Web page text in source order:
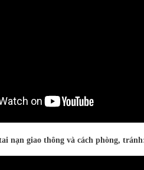
nạn giao thông và cách phòng,